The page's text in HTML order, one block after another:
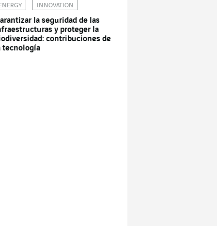
INNOVATION
la seguridad de las
y proteger la
contribuciones de
tecnología